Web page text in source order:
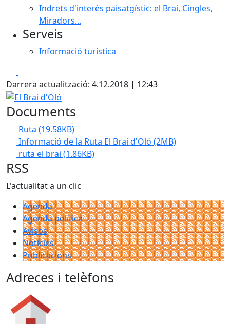
Indrets d'interès paisatgístic: el Brai, Cingles,
Miradors...
Serveis
Informació turística
Darrera actualització: 4.12.2018 | 12:43
El Brai d'Oló
Documents
Ruta (19.58KB)
Informació de la Ruta El Brai d'Oló (2MB)
ruta el brai (1.86KB)
RSS
L'actualitat a un clic
Agenda
Agenda política
Avisos
Notícies
Publicacions
Adreces i telèfons